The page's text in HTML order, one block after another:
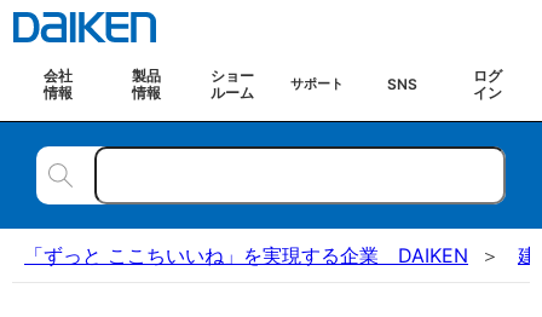
会社
情報
製品
情報
ショー
ルーム
サポート SNS
ログ
イン
「ずっと ここちいいね」を実現する企業 DAIKEN 建